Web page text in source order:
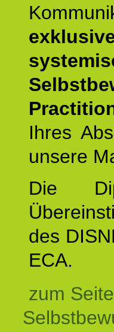
Ihres
unsere
Die
des
ECA.
zum